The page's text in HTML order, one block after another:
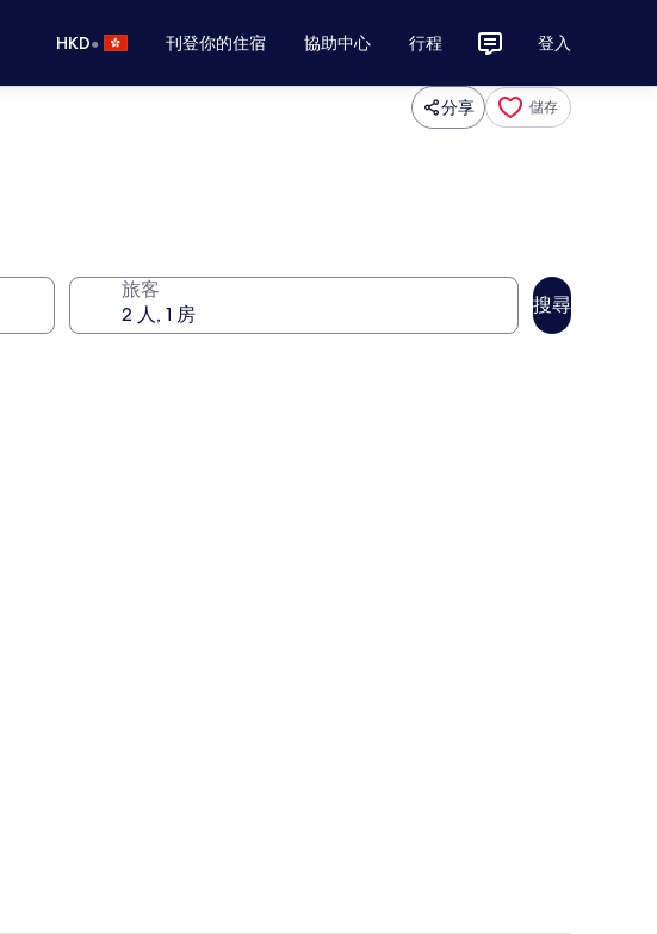
HKD• 刊登你的住宿 協助中心 行程 登入
分享 儲存
旅客
搜尋